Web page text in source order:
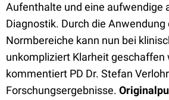
Aufenthalte und eine aufwendige
Diagnostik. Durch die Anwendung
Normbereiche kann nun bei
unkompliziert Klarheit geschaffen
kommentiert PD Dr. Stefan
Forschungsergebnisse.